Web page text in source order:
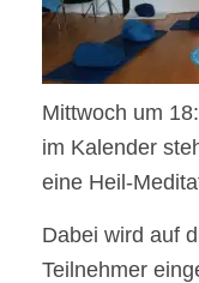
Mittwoch um
im Kalender
eine Heil-
Dabei wird auf
Teilnehmer